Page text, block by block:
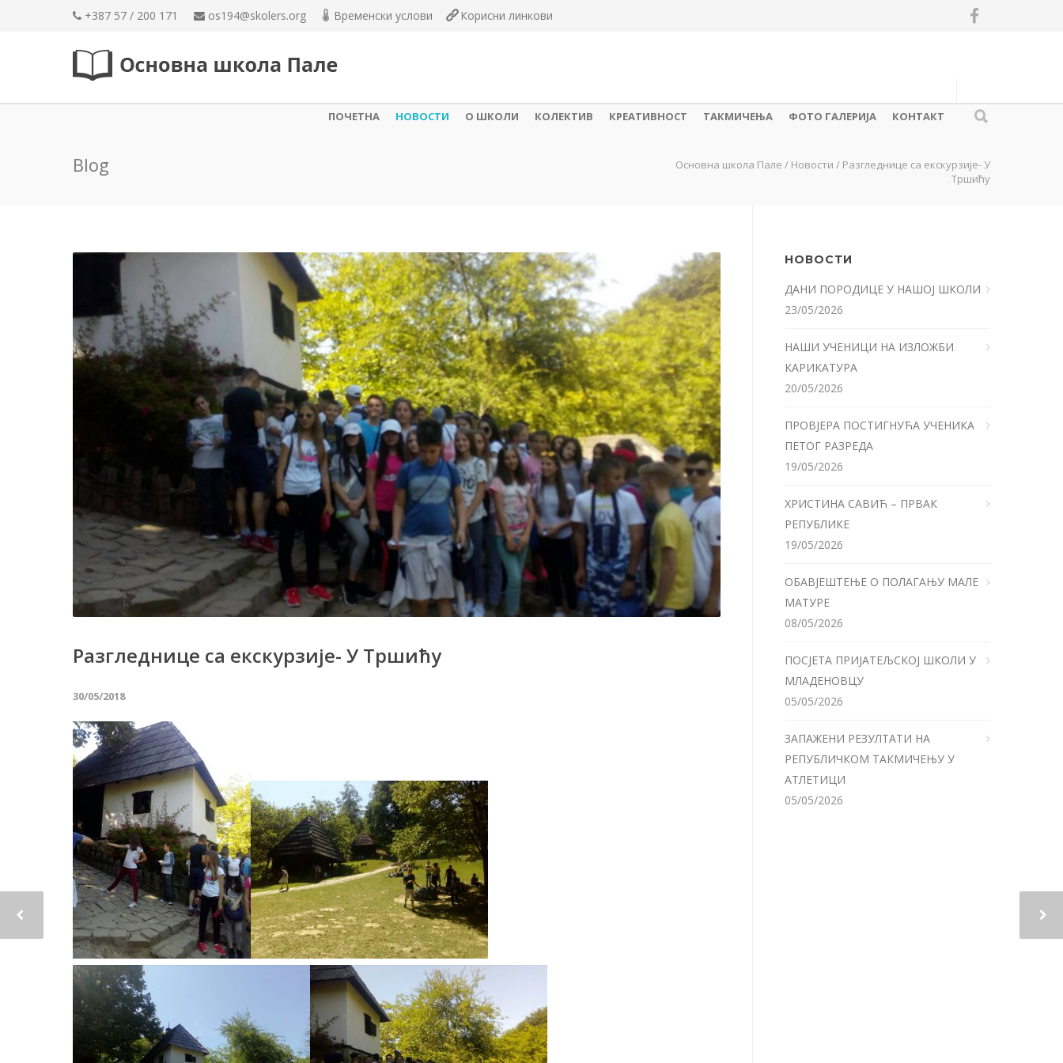
+387 57 / 200 171 os194@skolers.org Временски услови Корисни линкови
ПОЧЕТНА НОВОСТИ О ШКОЛИ КОЛЕКТИВ КРЕАТИВНОСТ ТАКМИЧЕЊА ФОТО ГАЛЕРИЈА КОНТАКТ
Blog Основна школа Пале / Новости / Разгледнице са екскурзије- У
Тршићу
Разгледнице са екскурзије- У Тршићу
30/05/2018
НОВОСТИ
ДАНИ ПОРОДИЦЕ У НАШОЈ ШКОЛИ
23/05/2026
НАШИ УЧЕНИЦИ НА ИЗЛОЖБИ
КАРИКАТУРА
20/05/2026
ПРОВЈЕРА ПОСТИГНУЋА УЧЕНИКА
ПЕТОГ РАЗРЕДА
19/05/2026
ХРИСТИНА САВИЋ – ПРВАК
РЕПУБЛИКЕ
19/05/2026
ОБАВЈЕШТЕЊЕ О ПОЛАГАЊУ МАЛЕ
МАТУРЕ
08/05/2026
ПОСЈЕТА ПРИЈАТЕЉСКОЈ ШКОЛИ У
МЛАДЕНОВЦУ
05/05/2026
ЗАПАЖЕНИ РЕЗУЛТАТИ НА
РЕПУБЛИЧКОМ ТАКМИЧЕЊУ У
АТЛЕТИЦИ
05/05/2026